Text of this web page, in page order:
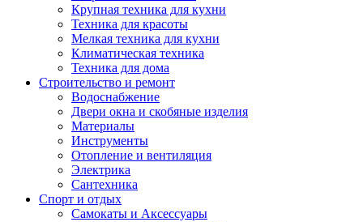
Крупная техника для кухни
Техника для красоты
Мелкая техника для кухни
Климатическая техника
Техника для дома
Строительство и ремонт
Водоснабжение
Двери окна и скобяные изделия
Материалы
Инструменты
Отопление и вентиляция
Электрика
Сантехника
Спорт и отдых
Самокаты и Аксессуары